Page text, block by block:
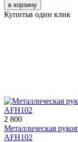
в корзину
Купитьв один клик
2 800
Металлическая
AFH102